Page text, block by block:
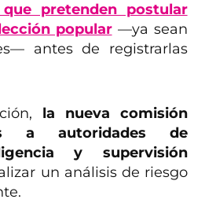
pretenden postular
popular—ya sean
antes de registrarlas
la nueva comisión
a autoridades de
y supervisión
un análisis de riesgo